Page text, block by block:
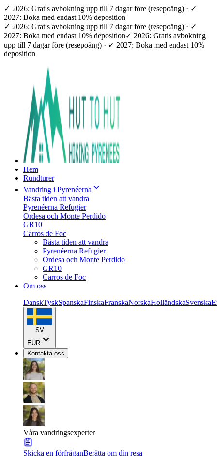
✓ 2026: Gratis avbokning upp till 7 dagar före (resepoäng) · ✓
2027: Boka med endast 10% deposition
✓ 2026: Gratis avbokning upp till 7 dagar före (resepoäng) · ✓
2027: Boka med endast 10% deposition✓ 2026: Gratis avbokning
upp till 7 dagar före (resepoäng) · ✓ 2027: Boka med endast 10%
deposition
Hem
Rundturer
Vandring i Pyrenéerna
Bästa tiden att vandra
Pyrenéerna Refugier
Ordesa och Monte Perdido
GR10
Carros de Foc
Bästa tiden att vandra
Pyrenéerna Refugier
Ordesa och Monte Perdido
GR10
Carros de Foc
Om oss
DanskTyskSpanskaFinskaFranskaNorskaHolländskaSvenska
SV
EUR
Kontakta oss
Våra vandringsexperter
Skicka en förfråganBerätta om din resa